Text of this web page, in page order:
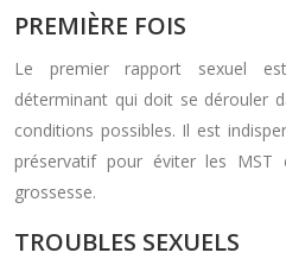
PREMIÈRE FOIS
Le premier rapport sexuel
déterminant qui doit se dérouler
conditions possibles. Il est
préservatif pour éviter les MST
grossesse.
TROUBLES SEXUELS